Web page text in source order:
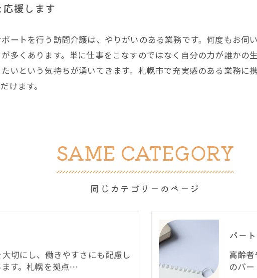
援します
ートを行う訪問介護は、やりがいのある業務です。何度もお伺
多くあります。単に仕事をこなすのではなく自分の力が誰かの
いという気持ちが湧いてきます。札幌市で充実感のある業務に
けます。
同じカテゴリーのページ
SAME CATEGORY
切にし、働きやすさにも配慮し
す。札幌を拠点…
パート
高齢
のパ